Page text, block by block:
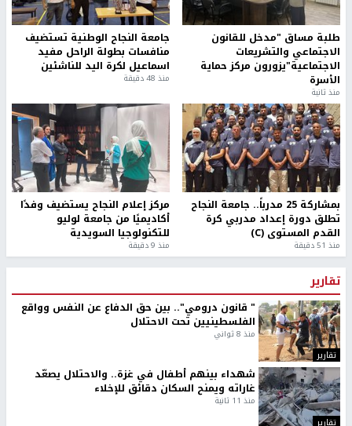
رابط قصير
https://nn.najah.edu/BHQ0/
الكلمات المفتاحية
كفر عقب
اقتحام
اخر الأخبار
16 إصابة منذ بدء عدوان الاحتلال على مخيم قلنديا وكفر
عقب شمال القدس
نحو 58 ألف إصابة بجدري الماء في قطاع غزة منذ بداية العام
الاحتلال يسلم جثمان الشهيد علاء صبيح من قرية تياسير
سلطة النقد: ارتفاع نسبة الشمول المالي في فلسطين إلى
73% منتصف عام 2026
الشرطة الفلسطينية: القبض على كافة المشتبه بارتكابهم
جريمة القتل في رام الله